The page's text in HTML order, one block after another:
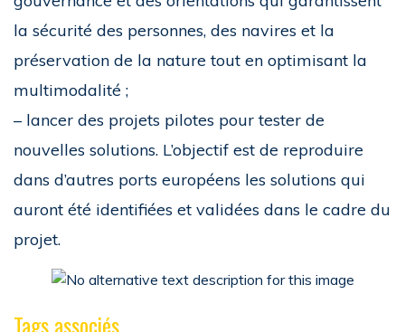
la sécurité des personnes, des navires et la
préservation de la nature tout en optimisant la
multimodalité ;
– lancer des projets pilotes pour tester de
nouvelles solutions. L’objectif est de reproduire
dans d’autres ports européens les solutions qui
auront été identifiées et validées dans le cadre du
projet.
Tags associés